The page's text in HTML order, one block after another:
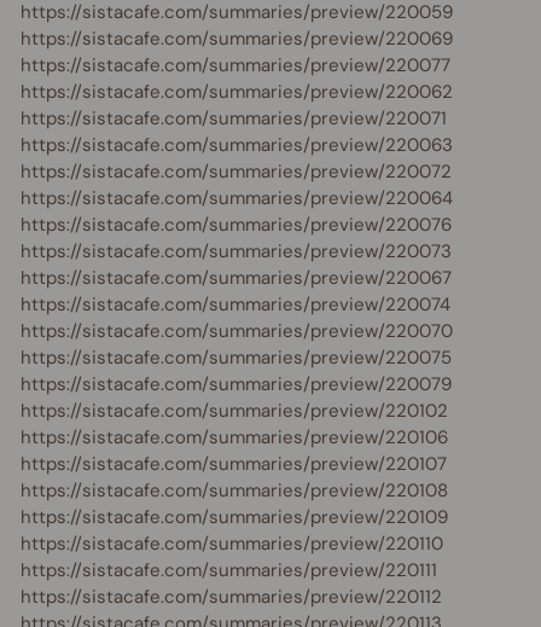
https://sistacafe.com/summaries/preview/220059
https://sistacafe.com/summaries/preview/220069
https://sistacafe.com/summaries/preview/220077
https://sistacafe.com/summaries/preview/220062
https://sistacafe.com/summaries/preview/220071
https://sistacafe.com/summaries/preview/220063
https://sistacafe.com/summaries/preview/220072
https://sistacafe.com/summaries/preview/220064
https://sistacafe.com/summaries/preview/220076
https://sistacafe.com/summaries/preview/220073
https://sistacafe.com/summaries/preview/220067
https://sistacafe.com/summaries/preview/220074
https://sistacafe.com/summaries/preview/220070
https://sistacafe.com/summaries/preview/220075
https://sistacafe.com/summaries/preview/220079
https://sistacafe.com/summaries/preview/220102
https://sistacafe.com/summaries/preview/220106
https://sistacafe.com/summaries/preview/220107
https://sistacafe.com/summaries/preview/220108
https://sistacafe.com/summaries/preview/220109
https://sistacafe.com/summaries/preview/220110
https://sistacafe.com/summaries/preview/220111
https://sistacafe.com/summaries/preview/220112